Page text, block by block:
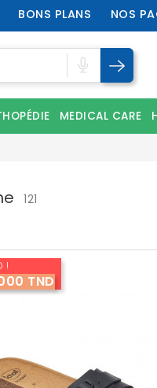
BONS PLANS NOS
MEDICAL CARE
121
!
TND